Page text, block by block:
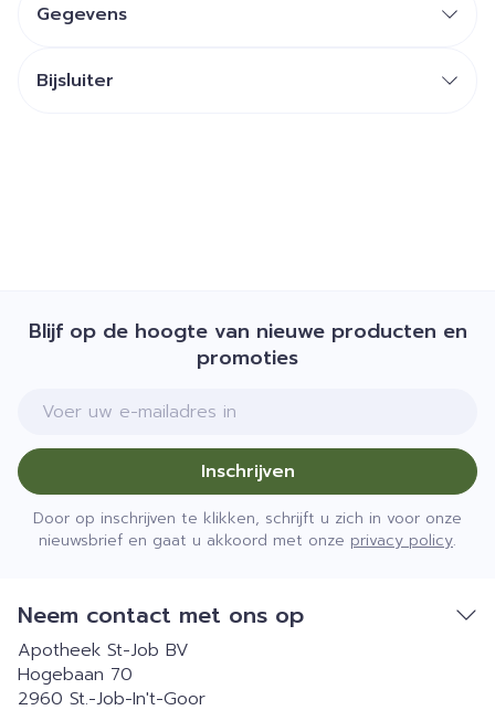
Gegevens
Bijsluiter
Blijf op de hoogte van nieuwe producten en
promoties
E-mail adres
Inschrijven
Door op inschrijven te klikken, schrijft u zich in voor onze
nieuwsbrief en gaat u akkoord met onze privacy policy.
Neem contact met ons op
Apotheek St-Job BV
Hogebaan 70
2960 St.-Job-In't-Goor